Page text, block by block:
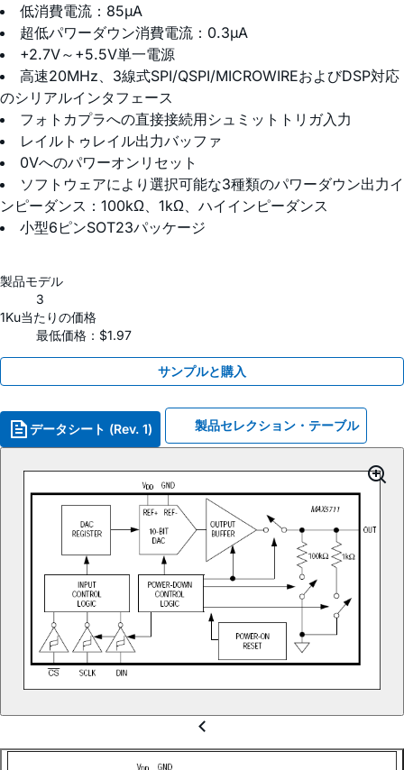
低消費電流：85µA
超低パワーダウン消費電流：0.3µA
+2.7V～+5.5V単一電源
高速20MHz、3線式SPI/QSPI/MICROWIREおよびDSP対応
のシリアルインタフェース
フォトカプラへの直接接続用シュミットトリガ入力
レイルトゥレイル出力バッファ
0Vへのパワーオンリセット
ソフトウェアにより選択可能な3種類のパワーダウン出力イ
ンピーダンス：100kΩ、1kΩ、ハイインピーダンス
小型6ピンSOT23パッケージ
製品モデル
3
1Ku当たりの価格
最低価格：$1.97
サンプルと購入
データシート (Rev. 1) 製品セレクション・テーブル